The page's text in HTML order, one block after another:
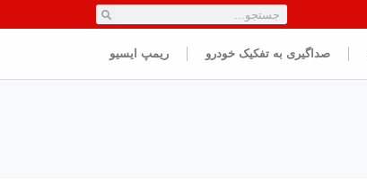
صداگیری به تفکیک خودرو ریمپ ایسیو